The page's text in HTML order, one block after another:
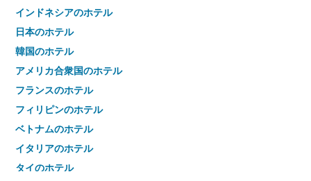
インドネシアのホテル
日本のホテル
韓国のホテル
アメリカ合衆国のホテル
フランスのホテル
フィリピンのホテル
ベトナムのホテル
イタリアのホテル
タイのホテル